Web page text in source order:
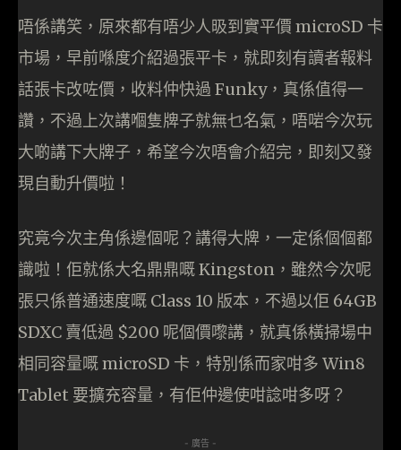
唔係講笑，原來都有唔少人昅到實平價 microSD 卡
市場，早前喺度介紹過張平卡，就即刻有讀者報料
話張卡改咗價，收料仲快過 Funky，真係值得一
讚，不過上次講嗰隻牌子就無乜名氣，唔啱今次玩
大啲講下大牌子，希望今次唔會介紹完，即刻又發
現自動升價啦！
究竟今次主角係邊個呢？講得大牌，一定係個個都
識啦！佢就係大名鼎鼎嘅 Kingston，雖然今次呢
張只係普通速度嘅 Class 10 版本，不過以佢 64GB
SDXC 賣低過 $200 呢個價嚟講，就真係橫掃場中
相同容量嘅 microSD 卡，特別係而家咁多 Win8
Tablet 要擴充容量，有佢仲邊使咁諗咁多呀？
- 廣告 -